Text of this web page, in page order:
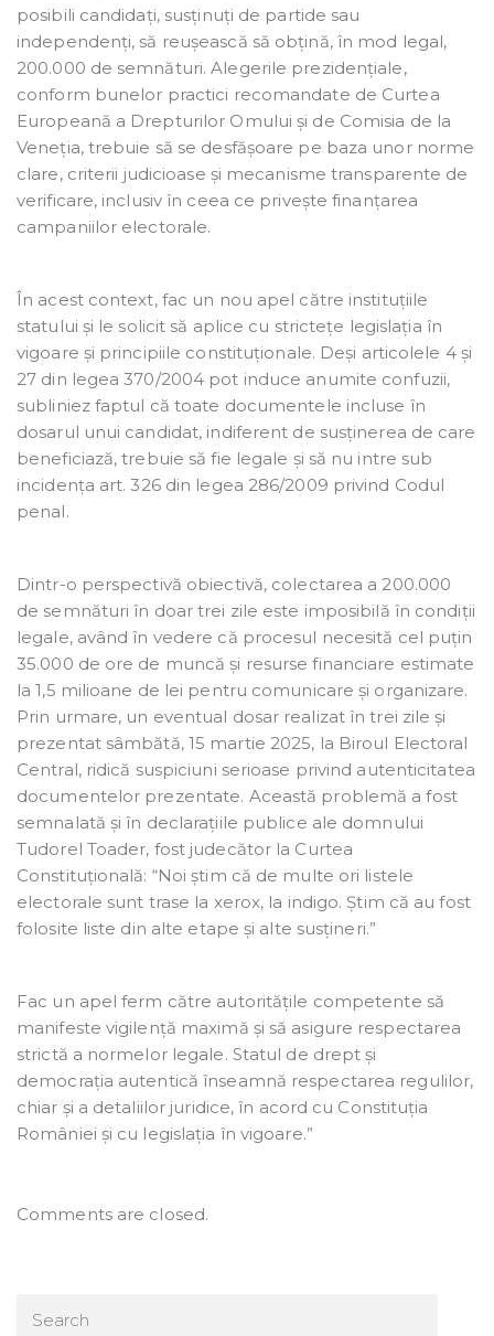
posibili candidați, susținuți de partide sau
independenți, să reușească să obțină, în mod legal,
200.000 de semnături. Alegerile prezidențiale,
conform bunelor practici recomandate de Curtea
Europeană a Drepturilor Omului și de Comisia de la
Veneția, trebuie să se desfășoare pe baza unor norme
clare, criterii judicioase și mecanisme transparente de
verificare, inclusiv în ceea ce privește finanțarea
campaniilor electorale.
În acest context, fac un nou apel către instituțiile
statului și le solicit să aplice cu strictețe legislația în
vigoare și principiile constituționale. Deși articolele 4 și
27 din legea 370/2004 pot induce anumite confuzii,
subliniez faptul că toate documentele incluse în
dosarul unui candidat, indiferent de susținerea de care
beneficiază, trebuie să fie legale și să nu intre sub
incidența art. 326 din legea 286/2009 privind Codul
penal.
Dintr-o perspectivă obiectivă, colectarea a 200.000
de semnături în doar trei zile este imposibilă în condiții
legale, având în vedere că procesul necesită cel puțin
35.000 de ore de muncă și resurse financiare estimate
la 1,5 milioane de lei pentru comunicare și organizare.
Prin urmare, un eventual dosar realizat în trei zile și
prezentat sâmbătă, 15 martie 2025, la Biroul Electoral
Central, ridică suspiciuni serioase privind autenticitatea
documentelor prezentate. Această problemă a fost
semnalată și în declarațiile publice ale domnului
Tudorel Toader, fost judecător la Curtea
Constituțională: “Noi știm că de multe ori listele
electorale sunt trase la xerox, la indigo. Știm că au fost
folosite liste din alte etape și alte susțineri.”
Fac un apel ferm către autoritățile competente să
manifeste vigilență maximă și să asigure respectarea
strictă a normelor legale. Statul de drept și
democrația autentică înseamnă respectarea regulilor,
chiar și a detaliilor juridice, în acord cu Constituția
României și cu legislația în vigoare.”
Comments are closed.